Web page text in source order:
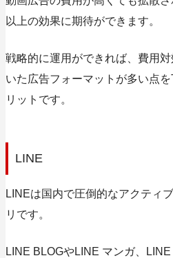
以上の効果に期待ができます。
戦略的に運用ができれば、費用
いた広告フォーマットが多い点
リットです。
LINE
LINEは国内で圧倒的なアクティ
リです。
LINE BLOGやLINE マンガ、